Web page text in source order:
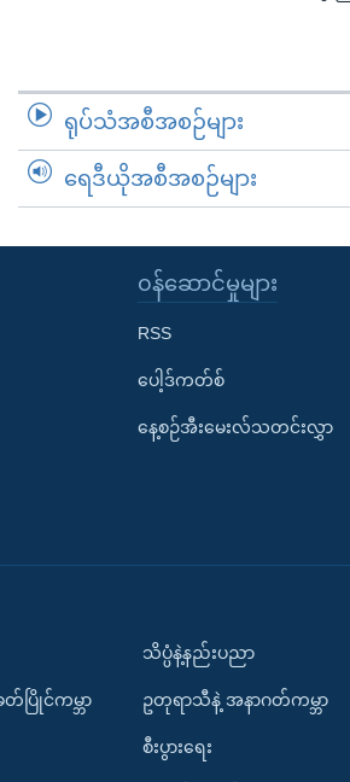
ရုပ်သံအစီအစဉ်များ
ရေဒီယိုအစီအစဉ်များ
၀န်ဆောင်မှုများ
RSS
ပေါ့ဒ်ကတ်စ်
နေ့စဉ်အီးမေးလ်သတင်းလွှာ
ပြိုင်ကမ္ဘာ
သိပ္ပံနဲ့နည်းပညာ
ဥတုရာသီနဲ့ အနာဂတ်ကမ္ဘာ
စီးပွားရေး